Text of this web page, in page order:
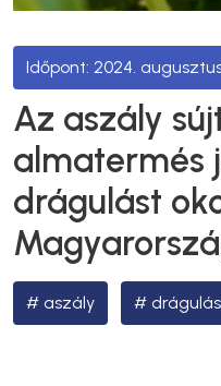
2024. augusztus
Az aszály
almatermés
drágulást
aszály drágulás